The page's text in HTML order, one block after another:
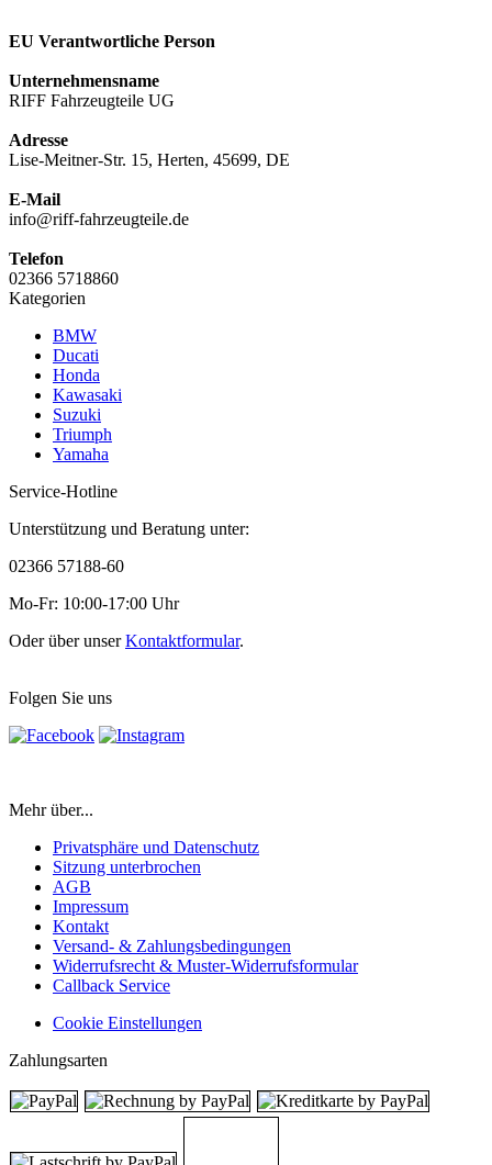
EU Verantwortliche Person
Unternehmensname
RIFF Fahrzeugteile UG
Adresse
Lise-Meitner-Str. 15, Herten, 45699, DE
E-Mail
info@riff-fahrzeugteile.de
Telefon
02366 5718860
Kategorien
BMW
Ducati
Honda
Kawasaki
Suzuki
Triumph
Yamaha
Service-Hotline
Unterstützung und Beratung unter:
02366 57188-60
Mo-Fr: 10:00-17:00 Uhr
Oder über unserKontaktformular.
Folgen Sie uns
Mehr über...
Privatsphäre und Datenschutz
Sitzung unterbrochen
AGB
Impressum
Kontakt
Versand- & Zahlungsbedingungen
Widerrufsrecht & Muster-Widerrufsformular
Callback Service
Cookie Einstellungen
Zahlungsarten